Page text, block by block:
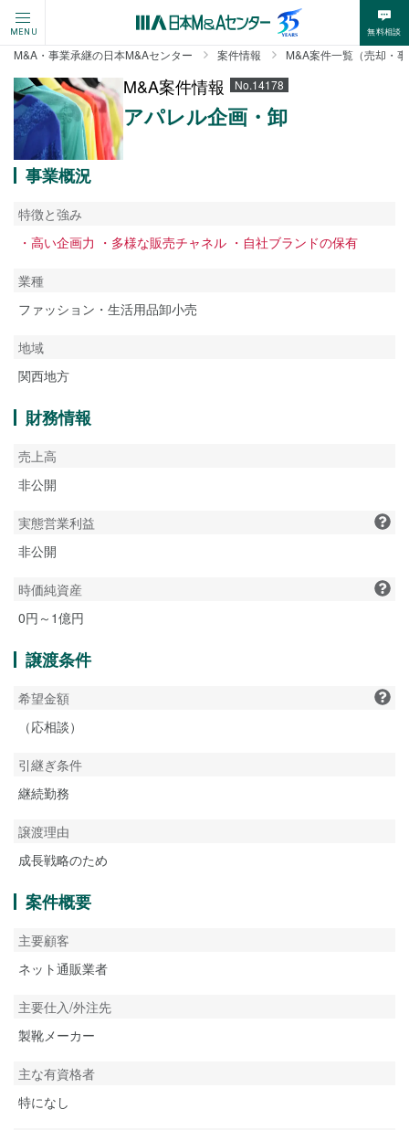
MENU 無料相談
M&A・事業承継の日本M&Aセンター 案件情報 M&A案件一覧（売却・
M&A案件情報 No.14178
アパレル企画・卸
事業概況
特徴と強み
・高い企画力 ・多様な販売チャネル ・自社ブランドの保有
業種
ファッション・生活用品卸小売
地域
関西地方
財務情報
売上高
非公開
実態営業利益
非公開
時価純資産
0円～1億円
譲渡条件
希望金額
（応相談）
引継ぎ条件
継続勤務
譲渡理由
成長戦略のため
案件概要
主要顧客
ネット通販業者
主要仕入/外注先
製靴メーカー
主な有資格者
特になし